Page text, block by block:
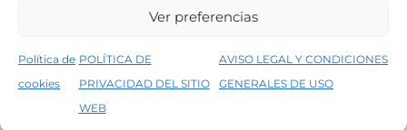
Ver preferencias
Política de
cookies
POLÍTICA DE
PRIVACIDAD DEL SITIO
WEB
AVISO LEGAL Y CONDICIONES
GENERALES DE USO
5% de descuento en tu primera compra, utiliza el código PRIMERACOMPRA
Condiciones generales de venta
Política de privacidad del sitio web
©2026 Decopintur- todos los derechos